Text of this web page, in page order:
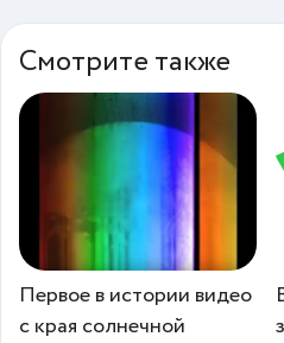
Смотрите также
Первое в истории видео
с края солнечной